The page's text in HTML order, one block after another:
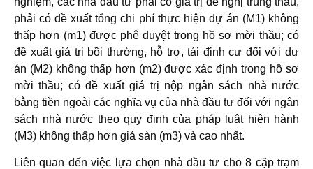
phải có đề xuất tổng chi phí thực hiện dự án (M1) không
thấp hơn (m1) được phê duyệt trong hồ sơ mời thầu; có
đề xuất giá trị bồi thường, hỗ trợ, tái định cư đối với dự
án (M2) không thấp hơn (m2) được xác định trong hồ sơ
mời thầu; có đề xuất giá trị nộp ngân sách nhà nước
bằng tiền ngoài các nghĩa vụ của nhà đầu tư đối với ngân
sách nhà nước theo quy định của pháp luật hiện hành
(M3) không thấp hơn giá sàn (m3) và cao nhất.
Liên quan đến việc lựa chọn nhà đầu tư cho 8 cặp trạm